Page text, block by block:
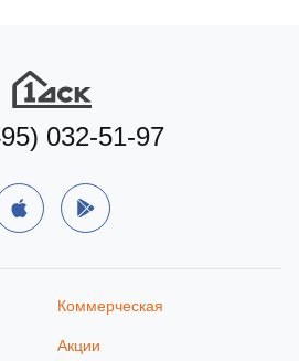
032-51-97
Коммерческая
Акции